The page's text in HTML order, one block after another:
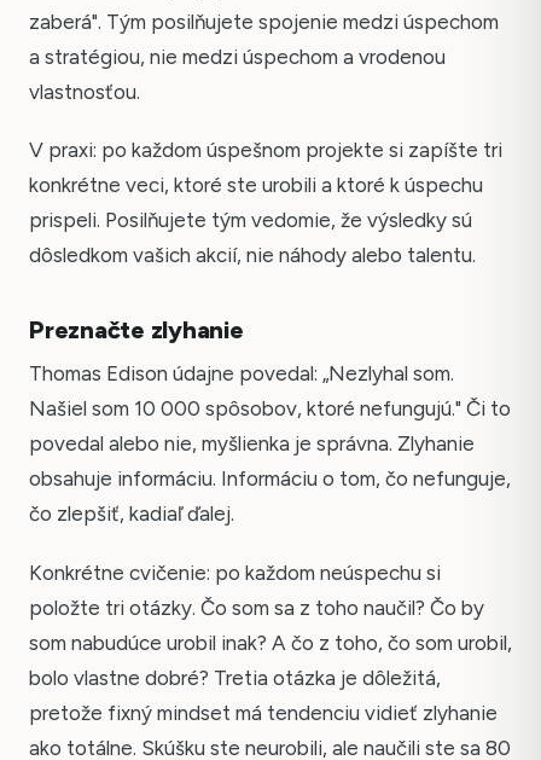
zaberá". Tým posilňujete spojenie medzi úspechom
a stratégiou, nie medzi úspechom a vrodenou
vlastnosťou.
V praxi: po každom úspešnom projekte si zapíšte tri
konkrétne veci, ktoré ste urobili a ktoré k úspechu
prispeli. Posilňujete tým vedomie, že výsledky sú
dôsledkom vašich akcií, nie náhody alebo talentu.
Preznačte zlyhanie
Thomas Edison údajne povedal: „Nezlyhal som.
Našiel som 10 000 spôsobov, ktoré nefungujú." Či to
povedal alebo nie, myšlienka je správna. Zlyhanie
obsahuje informáciu. Informáciu o tom, čo nefunguje,
čo zlepšiť, kadiaľ ďalej.
Konkrétne cvičenie: po každom neúspechu si
položte tri otázky. Čo som sa z toho naučil? Čo by
som nabudúce urobil inak? A čo z toho, čo som urobil,
bolo vlastne dobré? Tretia otázka je dôležitá,
pretože fixný mindset má tendenciu vidieť zlyhanie
ako totálne. Skúšku ste neurobili, ale naučili ste sa 80